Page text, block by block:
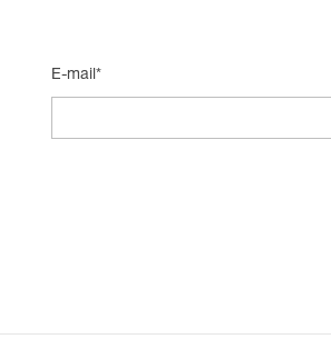
E-mail*